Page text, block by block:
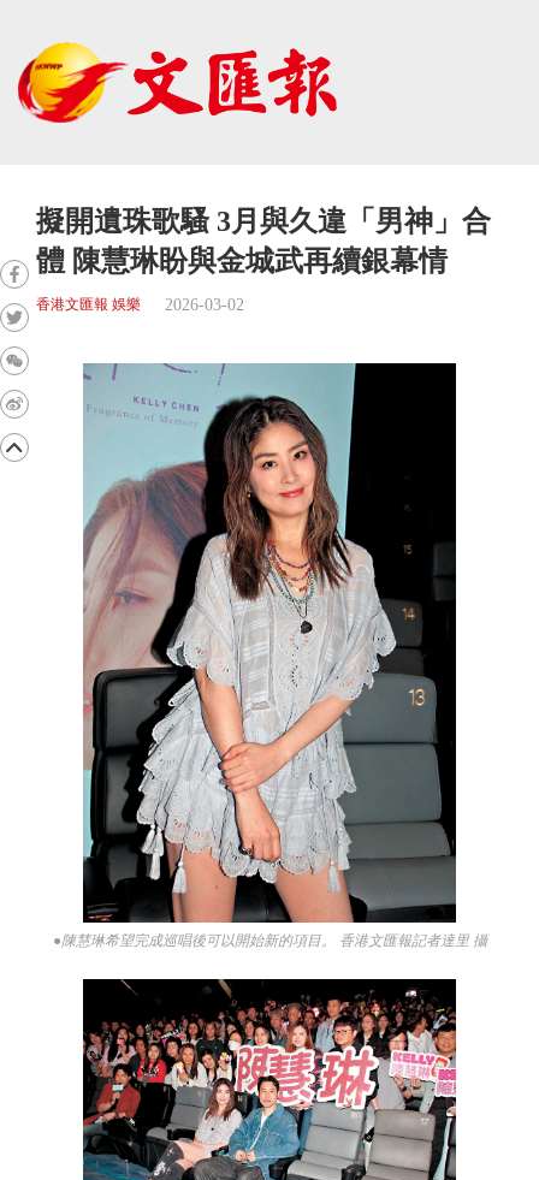
擬開遺珠歌騷 3月與久違「男神」合
體 陳慧琳盼與金城武再續銀幕情
香港文匯報 娛樂 2026-03-02
●陳慧琳希望完成巡唱後可以開始新的項目。 香港文匯報記者達里 攝